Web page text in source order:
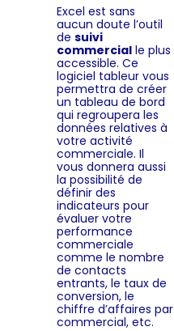
Excel est sans
aucun doute l’outil
de suivi
commercial le plus
accessible. Ce
logiciel tableur vous
permettra de créer
un tableau de bord
qui regroupera les
données relatives à
votre activité
commerciale. Il
vous donnera aussi
la possibilité de
définir des
indicateurs pour
évaluer votre
performance
commerciale
comme le nombre
de contacts
entrants, le taux de
conversion, le
chiffre d’affaires par
commercial, etc.